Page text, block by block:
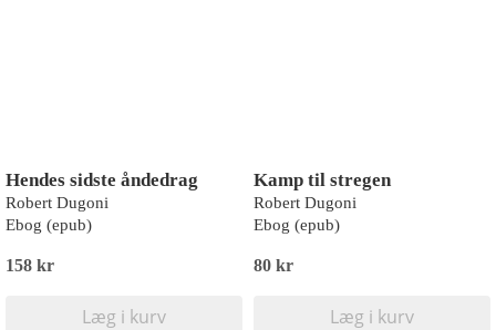
Hendes sidste åndedrag
Robert Dugoni
Ebog (epub)
158 kr
Læg i kurv
Kamp til stregen
Robert Dugoni
Ebog (epub)
80 kr
Læg i kurv